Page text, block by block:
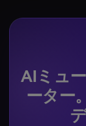
AIミュ
ーター